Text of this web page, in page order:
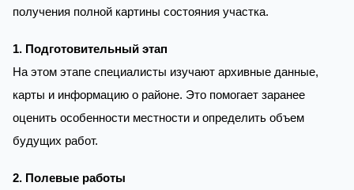
получения полной картины состояния участка.
1. Подготовительный этап
На этом этапе специалисты изучают архивные данные,
карты и информацию о районе. Это помогает заранее
оценить особенности местности и определить объем
будущих работ.
2. Полевые работы